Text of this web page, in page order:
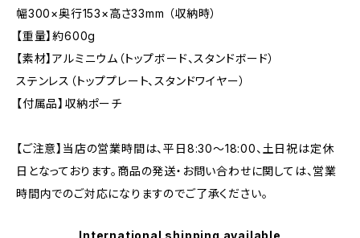
幅300×奥行153×高さ33mm （収納時）
【重量】約600g
【素材】アルミニウム（トップボード、スタンドボード）
ステンレス（トッププレート、スタンドワイヤー）
【付属品】収納ポーチ
【ご注意】当店の営業時間は、平日8:30～18:00、土日祝は定休
日となっております。商品の発送・お問い合わせに関しては、営業
時間内でのご対応になりますのでご了承ください。
International shipping available